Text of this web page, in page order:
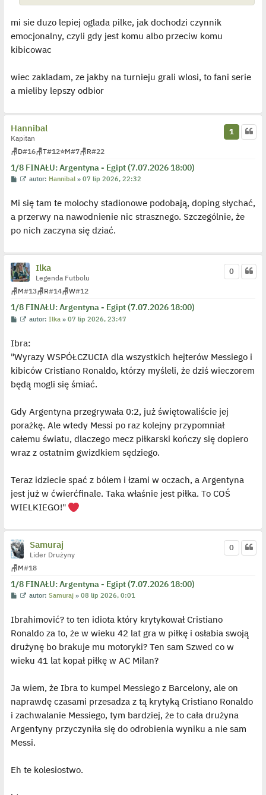
mi sie duzo lepiej oglada pilke, jak dochodzi czynnik
emocjonalny, czyli gdy jest komu albo przeciw komu
kibicowac
wiec zakladam, ze jakby na turnieju grali wlosi, to fani serie
a mieliby lepszy odbior
Hannibal
Kapitan
🪑D#16🪑T#12⭐M#7🪑R#22
1/8 FINAŁU: Argentyna - Egipt (7.07.2026 18:00)
1
P
t
W
w
e
l
j
e
d
y
c
y
p
t
autor: Hannibal »07 lip 2026, 22:32
Mi się tam te molochy stadionowe podobają, doping słychać,
a przerwy na nawodnienie nic strasznego. Szczególnie, że
po nich zaczyna się dziać.
Ilka
Legenda Futbolu
🪑M#13🪑R#14🪑W#12
1/8 FINAŁU: Argentyna - Egipt (7.07.2026 18:00)
0
P
t
W
w
i
e
l
o
d
n
z
y
p
t
autor:Ilka »07 lip 2026, 23:47
Ibra:
"Wyrazy WSPÓŁCZUCIA dla wszystkich hejterów Messiego i
kibiców Cristiano Ronaldo, którzy myśleli, że dziś wieczorem
będą mogli się śmiać.
Gdy Argentyna przegrywała 0:2, już świętowaliście jej
porażkę. Ale wtedy Messi po raz kolejny przypomniał
całemu światu, dlaczego mecz piłkarski kończy się dopiero
wraz z ostatnim gwizdkiem sędziego.
Teraz idziecie spać z bólem i łzami w oczach, a Argentyna
jest już w ćwierćfinale. Taka właśnie jest piłka. To COŚ
WIELKIEGO!"
Samuraj
Lider Drużyny
🪑M#18
1/8 FINAŁU: Argentyna - Egipt (7.07.2026 18:00)
0
P
t
W
w
i
e
l
o
d
n
c
z
y
p
o
autor:Samuraj »08 lip 2026, 0:01
Ibrahimović? to ten idiota który krytykował Cristiano
Ronaldo za to, że w wieku 42 lat gra w piłkę i osłabia swoją
drużynę bo brakuje mu motoryki? Ten sam Szwed co w
wieku 41 lat kopał piłkę w AC Milan?
Ja wiem, że Ibra to kumpel Messiego z Barcelony, ale on
naprawdę czasami przesadza z tą krytyką Cristiano Ronaldo
i zachwalanie Messiego, tym bardziej, że to cała drużyna
Argentyny przyczyniła się do odrobienia wyniku a nie sam
Messi.
Eh te kolesiostwo.